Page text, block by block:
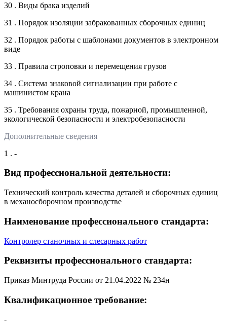
30 . Виды брака изделий
31 . Порядок изоляции забракованных сборочных единиц
32 . Порядок работы с шаблонами документов в электронном
виде
33 . Правила строповки и перемещения грузов
34 . Система знаковой сигнализации при работе с
машинистом крана
35 . Требования охраны труда, пожарной, промышленной,
экологической безопасности и электробезопасности
Дополнительные сведения
1 . -
Вид профессиональной деятельности:
Технический контроль качества деталей и сборочных единиц
в механосборочном производстве
Наименование профессионального стандарта:
Контролер станочных и слесарных работ
Реквизиты профессионального стандарта:
Приказ Минтруда России от 21.04.2022 № 234н
Квалификационное требование:
-